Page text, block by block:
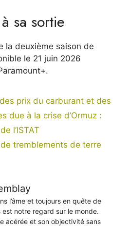
sa sortie
la deuxième saison de
le 21 juin 2026
prix du carburant et des
due à la crise d’Ormuz :
l’ISTAT
tremblements de terre
l’âme et toujours en quête de
est notre regard sur le monde.
acérée et son objectivité sans